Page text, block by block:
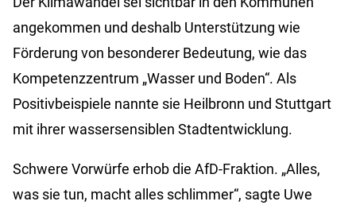
angekommen und deshalb Unterstützung wie
Förderung von besonderer Bedeutung, wie das
Kompetenzzentrum „Wasser und Boden“. Als
Positivbeispiele nannte sie Heilbronn und Stuttgart
mit ihrer wassersensiblen Stadtentwicklung.
Schwere Vorwürfe erhob die AfD-Fraktion. „Alles,
was sie tun, macht alles schlimmer“, sagte Uwe